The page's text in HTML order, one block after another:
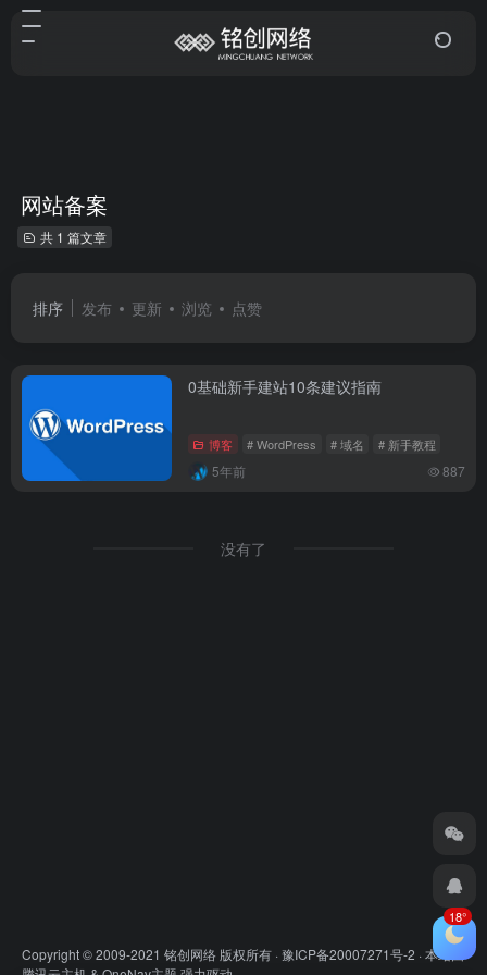
网站备案
共 1 篇文章
排序 发布 更新 浏览 点赞
0基础新手建站10条建议指南
博客 # WordPress # 域名 # 新手教程
5年前 887
没有了
Copyright © 2009-2021 铭创网络 版权所有 ·豫ICP备20007271号-2 · 本站由
18°